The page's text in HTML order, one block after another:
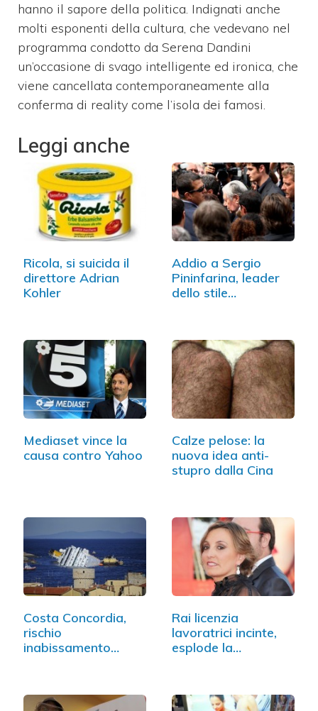
hanno il sapore della politica. Indignati anche
molti esponenti della cultura, che vedevano nel
programma condotto da Serena Dandini
un’occasione di svago intelligente ed ironica, che
viene cancellata contemporaneamente alla
conferma di reality come l’isola dei famosi.
Leggi anche
Ricola, si suicida il
direttore Adrian
Kohler
Addio a Sergio
Pininfarina, leader
dello stile…
Mediaset vince la
causa contro Yahoo
Calze pelose: la
nuova idea anti-
stupro dalla Cina
Costa Concordia,
rischio
inabissamento
Rai licenzia
lavoratrici incinte,
esplode la…